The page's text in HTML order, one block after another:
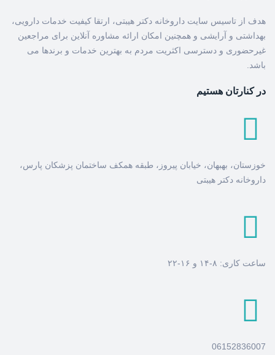
هدف از تاسیس سایت داروخانه دکتر هیبتی، ارتقا کیفیت خدمات دارویی،
بهداشتی و آرایشی و همچنین امکان ارائه مشاوره آنلاین برای مراجعین
غیرحضوری و دسترسی اکثریت مردم به بهترین خدمات و برندها می
باشد.
در کنارتان هستیم
خوزستان، بهبهان، خیابان پیروز، طبقه همکف ساختمان پزشکان پارس،
داروخانه دکتر هیبتی
ساعت کاری: ۸-۱۴ و ۱۶-۲۲
06152836007